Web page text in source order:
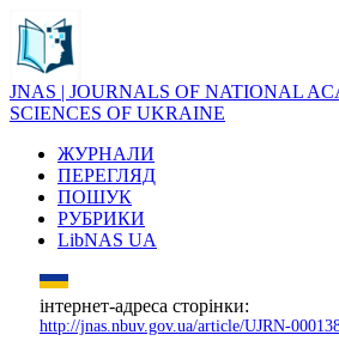
JNAS | JOURNALS OF NATIONAL
SCIENCES OF UKRAINE
ЖУРНАЛИ
ПЕРЕГЛЯД
ПОШУК
РУБРИКИ
LibNAS UA
інтернет-адреса сторінки:
http://jnas.nbuv.gov.ua/article/UJRN-